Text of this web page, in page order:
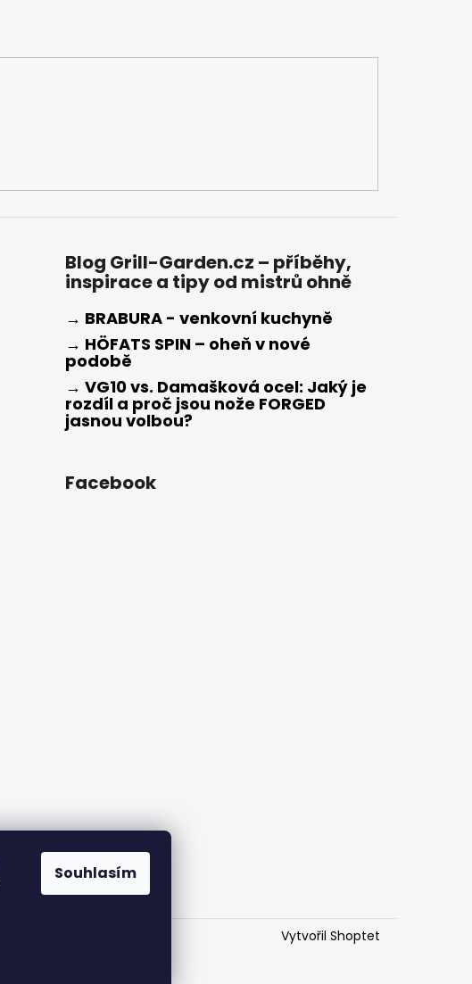
Souhlasím
Blog Grill-Garden.cz – příběhy,
inspirace a tipy od mistrů ohně
→ BRABURA - venkovní kuchyně
→ HÖFATS SPIN – oheň v nové
podobě
→ VG10 vs. Damašková ocel: Jaký je
rozdíl a proč jsou nože FORGED
jasnou volbou?
Facebook
Vytvořil Shoptet